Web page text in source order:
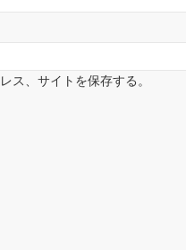
ス、サイトを保存する。